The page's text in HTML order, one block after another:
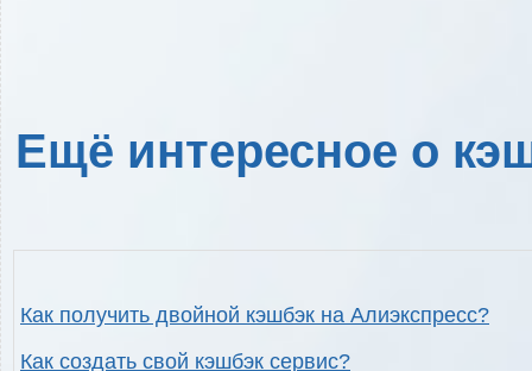
Ещё интересное о
Как получить двойной кэшбэк на Алиэкспресс?
Как создать свой кэшбэк сервис?